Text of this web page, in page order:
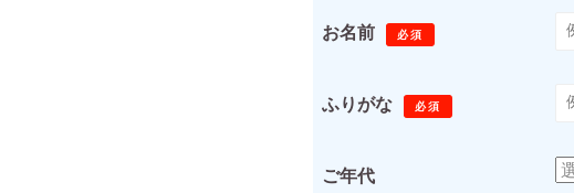
お名前 必須
ふりがな 必須
ご年代